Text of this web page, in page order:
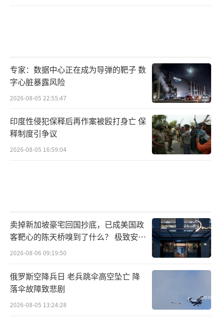
俄军发射洲际导弹的情报很可能来自美国，甚
至是俄罗斯——为防止误判，美俄等核大国发射
洲际导弹前都需要相互提前通报。因此美国很
可能事先已经得到了俄罗斯即将针对乌克兰目
标发射洲际导弹的预警。
RS-26是在RS-24
斯发射洲际导弹属实的话，其背后隐藏着更大
的政治意义。《金融时报》援引俄罗斯核力量
专家帕维尔·波德维格的分析称：“将这类导
弹，无论是RS-26还是真正的洲际弹道导弹，用
于常规用途都没有多大意义，因为它们的精度
相对较低，成本较高。但这种打击可能携带有
政治意义。”洲际导弹的射程远远大于乌克兰
专家：数据中心正在成为导弹的靶子 数
字心脏暴露风险
2026-08-05 22:55:47
印度性侵犯保释后再作案被殴打身亡 保
释制度引争议
2026-08-05 16:59:04
卖掉新加坡豪宅回国抄底，已成美国政
客靶心的陈天桥嗅到了什么？ 极致安全
的追寻
2026-08-06 09:19:50
俄罗斯空降兵日 老兵跳伞高空坠亡 降
落伞故障致悲剧
2026-08-05 13:24:28